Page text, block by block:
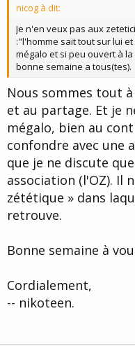
nicog à dit:
Je n'en veux pas aux
:"l'homme sait tout sur lui
mégalo et si peu ouvert à
bonne semaine a tous(tes).
Nous sommes tout
et au partage. Et je
mégalo, bien au
confondre avec une
que je ne discute
association (l'OZ). Il
zététique » dans
retrouve.
Bonne semaine à
Cordialement,
-- nikoteen.